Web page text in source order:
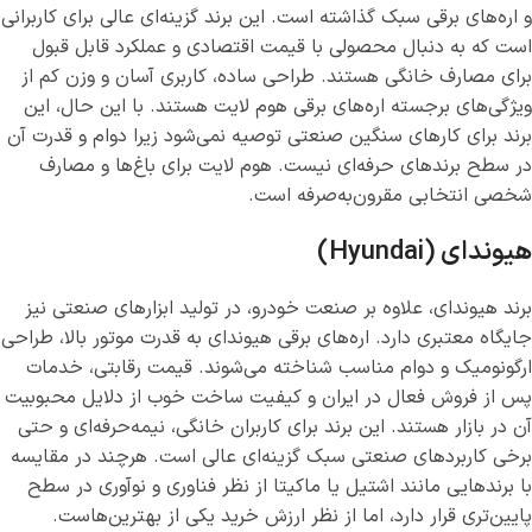
و اره‌های برقی سبک گذاشته است. این برند گزینه‌ای عالی برای کاربرانی
است که به دنبال محصولی با قیمت اقتصادی و عملکرد قابل قبول
برای مصارف خانگی هستند. طراحی ساده، کاربری آسان و وزن کم از
ویژگی‌های برجسته اره‌های برقی هوم لایت هستند. با این حال، این
برند برای کارهای سنگین صنعتی توصیه نمی‌شود زیرا دوام و قدرت آن
در سطح برندهای حرفه‌ای نیست. هوم لایت برای باغ‌ها و مصارف
شخصی انتخابی مقرون‌به‌صرفه است.
هیوندای (Hyundai)
برند هیوندای، علاوه بر صنعت خودرو، در تولید ابزارهای صنعتی نیز
جایگاه معتبری دارد. اره‌های برقی هیوندای به قدرت موتور بالا، طراحی
ارگونومیک و دوام مناسب شناخته می‌شوند. قیمت رقابتی، خدمات
پس از فروش فعال در ایران و کیفیت ساخت خوب از دلایل محبوبیت
آن در بازار هستند. این برند برای کاربران خانگی، نیمه‌حرفه‌ای و حتی
برخی کاربردهای صنعتی سبک گزینه‌ای عالی است. هرچند در مقایسه
با برندهایی مانند اشتیل یا ماکیتا از نظر فناوری و نوآوری در سطح
پایین‌تری قرار دارد، اما از نظر ارزش خرید یکی از بهترین‌هاست.